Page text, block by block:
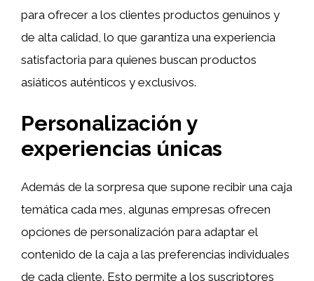
para ofrecer a los clientes productos genuinos y
de alta calidad, lo que garantiza una experiencia
satisfactoria para quienes buscan productos
asiáticos auténticos y exclusivos.
Personalización y
experiencias únicas
Además de la sorpresa que supone recibir una caja
temática cada mes, algunas empresas ofrecen
opciones de personalización para adaptar el
contenido de la caja a las preferencias individuales
de cada cliente. Esto permite a los suscriptores